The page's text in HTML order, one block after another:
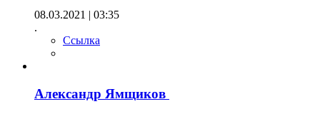
08.03.2021 | 03:35
.
Ссылка
Александр Ямщиков